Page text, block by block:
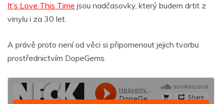
It’s Love This Time jsou nadčasovky, který budem drtit z
vinylu i za 30 let.
A právě proto není od věci si připomenout jejich tvorbu
prostřednictvím DopeGems.